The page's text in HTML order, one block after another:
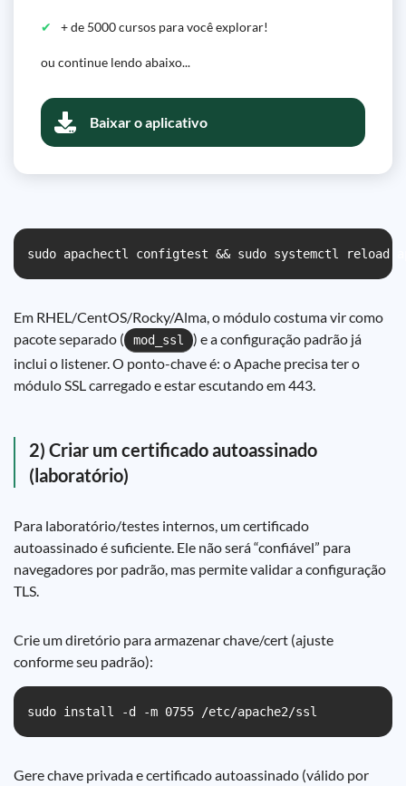
+ de 5000 cursos para você explorar!
ou continue lendo abaixo...
Baixar o aplicativo
sudo apachectl configtest && sudo systemctl reload
Em RHEL/CentOS/Rocky/Alma, o módulo costuma vir como
pacote separado (
mod_ssl
) e a configuração padrão já
inclui o listener. O ponto-chave é: o Apache precisa ter o
módulo SSL carregado e estar escutando em 443.
2) Criar um certificado autoassinado
(laboratório)
Para laboratório/testes internos, um certificado
autoassinado é suficiente. Ele não será “confiável” para
navegadores por padrão, mas permite validar a configuração
TLS.
Crie um diretório para armazenar chave/cert (ajuste
conforme seu padrão):
sudo install -d -m 0755 /etc/apache2/ssl
Gere chave privada e certificado autoassinado (válido por